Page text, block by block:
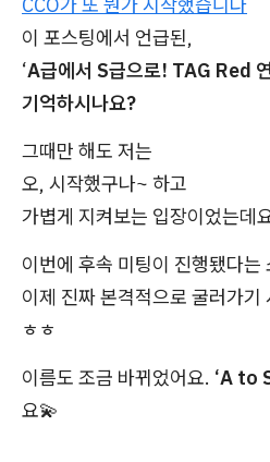
이 포스팅에서 언급된,
‘A급에서 S급으로! TAG Red
기억하시나요?
그때만 해도 저는
오, 시작했구나~ 하고
가볍게 지켜보는 입장이었는데
이번에 후속 미팅이 진행됐다는
이제 진짜 본격적으로 굴러가기
ㅎㅎ
이름도 조금 바뀌었어요. ‘A to
요💫